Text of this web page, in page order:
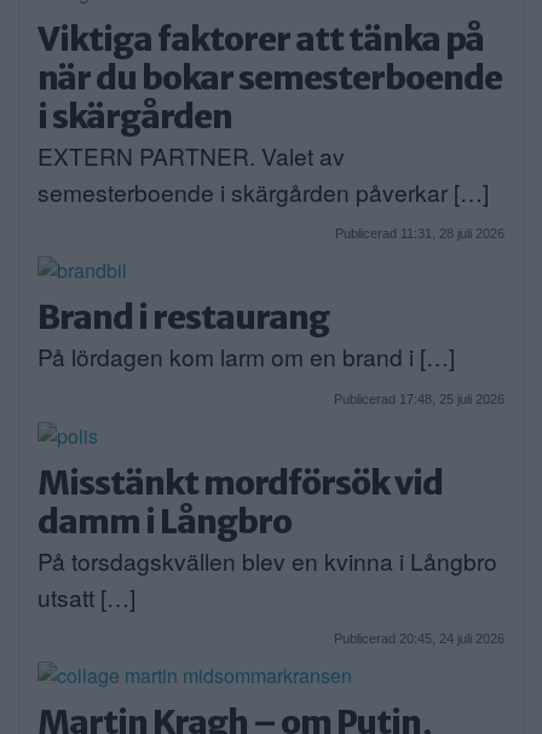
Viktiga faktorer att tänka på
när du bokar semesterboende
i skärgården
EXTERN PARTNER. Valet av
semesterboende i skärgården påverkar […]
Publicerad 11:31, 28 juli 2026
Brand i restaurang
På lördagen kom larm om en brand i […]
Publicerad 17:48, 25 juli 2026
Misstänkt mordförsök vid
damm i Långbro
På torsdagskvällen blev en kvinna i Långbro
utsatt […]
Publicerad 20:45, 24 juli 2026
Martin Kragh – om Putin,